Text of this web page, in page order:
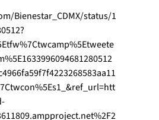
Bienestar_CDMX/status/1